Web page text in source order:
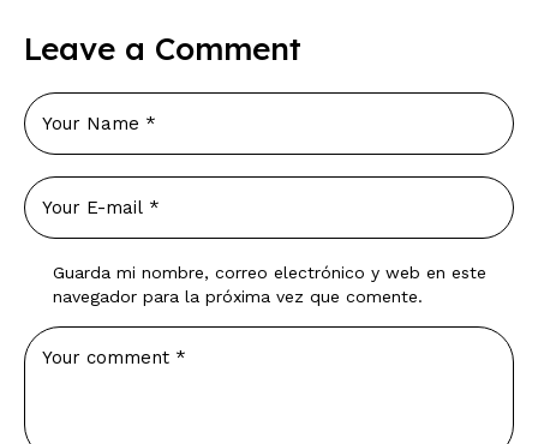
Leave a Comment
Guarda mi nombre, correo electrónico y web en este
navegador para la próxima vez que comente.